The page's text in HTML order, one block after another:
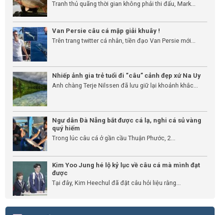
Tranh thủ quãng thời gian không phải thi đấu, Mark...
Van Persie câu cá mập giải khuây !
Trên trang twitter cá nhân, tiền đạo Van Persie mới...
Nhiếp ảnh gia trẻ tuổi đi “câu” cảnh đẹp xứ Na Uy
Anh chàng Terje Nilssen đã lưu giữ lại khoảnh khắc...
Ngư dân Đà Nẵng bắt được cá lạ, nghi cá sủ vàng
quý hiếm
Trong lúc câu cá ở gần cầu Thuận Phước, 2...
Kim Yoo Jung hé lộ kỷ lục về câu cá mà mình đạt
được
Tại đây, Kim Heechul đã đặt câu hỏi liệu rằng...